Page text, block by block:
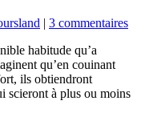
| 3 commentaires
habitude qu’a
qu’en couinant
ils obtiendront
scieront à plus ou moins